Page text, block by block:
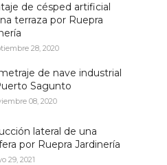
de césped artificial
terraza por Ruepra
28, 2020
de nave industrial
Sagunto
08, 2020
lateral de una
por Ruepra Jardinería
29, 2021